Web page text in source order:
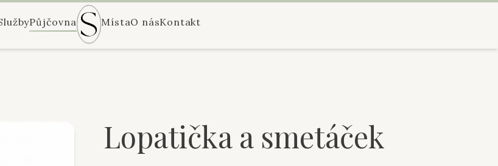
Půjčovna MístaO násKontakt
Lopatička a smetáček